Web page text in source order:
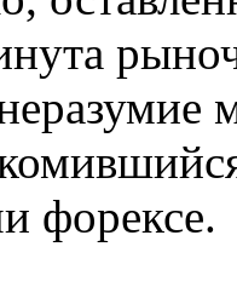
форексе.